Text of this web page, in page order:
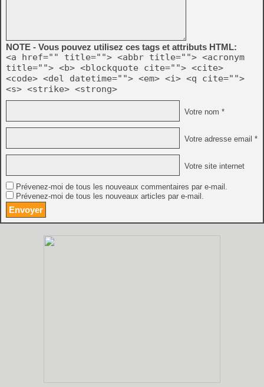
NOTE - Vous pouvez utilisez ces tags et attributs HTML:
<a href="" title=""> <abbr title=""> <acronym
title=""> <b> <blockquote cite=""> <cite>
<code> <del datetime=""> <em> <i> <q cite="">
<s> <strike> <strong>
Votre nom *
Votre adresse email *
Votre site internet
Prévenez-moi de tous les nouveaux commentaires par e-mail.
Prévenez-moi de tous les nouveaux articles par e-mail.